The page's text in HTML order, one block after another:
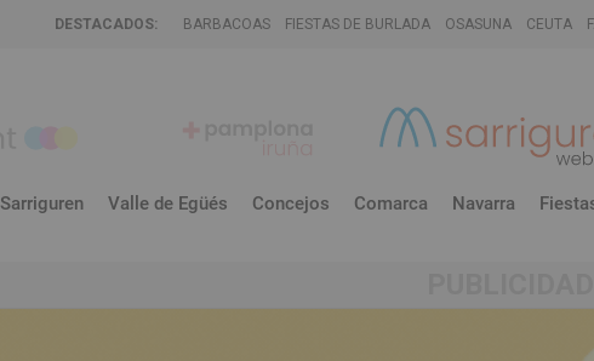
DESTACADOS: BARBACOAS FIESTAS DE BURLADA OSASUNA CEUTA
Sarriguren Valle de Egüés Concejos Comarca Navarra